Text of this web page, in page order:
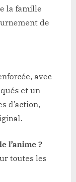
la famille
de
avec
et un
d’action,
l’anime ?
toutes les